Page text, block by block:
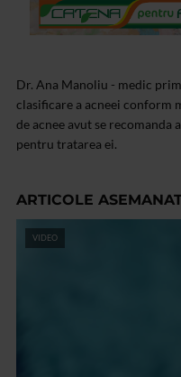
Dr. Ana Manoliu - medic
clasificare a acneei
de acnee avut se recomanda
pentru tratarea ei.
ARTICOLE
VIDEO